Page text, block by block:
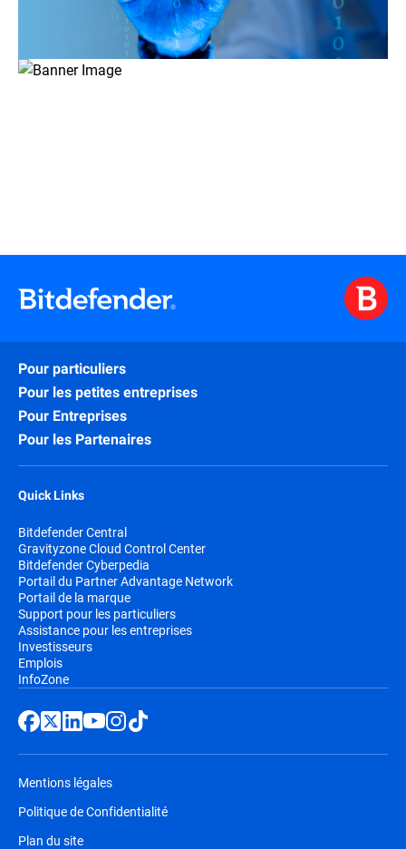
Pour particuliers
Pour les petites entreprises
Pour Entreprises
Pour les Partenaires
Quick Links
Bitdefender Central
Gravityzone Cloud Control Center
Bitdefender Cyberpedia
Portail du Partner Advantage Network
Portail de la marque
Support pour les particuliers
Assistance pour les entreprises
Investisseurs
Emplois
InfoZone
Mentions légales
Politique de Confidentialité
Plan du site